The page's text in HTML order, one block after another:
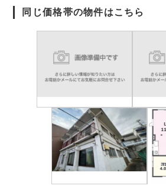
同じ価格帯の物件はこちら